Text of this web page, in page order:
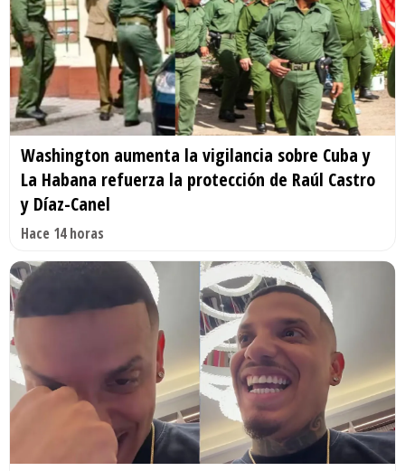
Washington aumenta la vigilancia sobre Cuba y
La Habana refuerza la protección de Raúl Castro
y Díaz-Canel
Hace 14 horas